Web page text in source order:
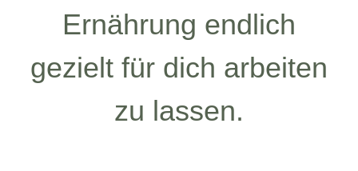
Ernährung endlich
gezielt für dich arbeiten
zu lassen.